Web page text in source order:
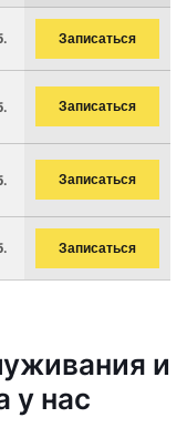
Записаться
Записаться
Записаться
Записаться
и
у нас